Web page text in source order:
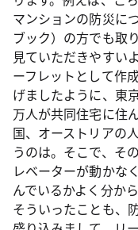
マンションの防災に
ブック）の方でも取
見ていただきやすい
ーフレットとして作
げましたように、東
万人が共同住宅に住
国、オーストリアの
うのは。そこで、そ
レベーターが動かな
んでいるかよく分か
そういったことも、